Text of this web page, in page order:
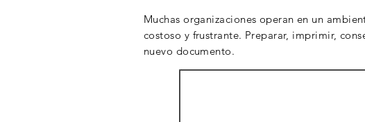
Muchas organizaciones operan en un
costoso y frustrante. Preparar, imprimir,
nuevo documento.